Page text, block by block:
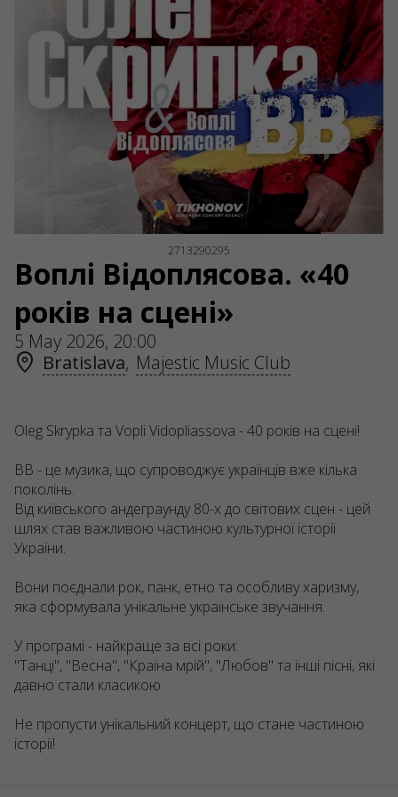
2713290295
Воплі Відоплясова. «40
років на сцені»
5 May 2026, 20:00
Bratislava, Majestic Music Club
Oleg Skrypka та Vopli Vidopliassova - 40 років на сцені!
ВВ - це музика, що супроводжує українців вже кілька
поколінь.
Від київського андеграунду 80-х до світових сцен - цей
шлях став важливою частиною культурної історії
України.
Вони поєднали рок, панк, етно та особливу харизму,
яка сформувала унікальне українське звучання.
У програмі - найкраще за всі роки:
"Танці", "Весна", "Країна мрій", "Любов" та інші пісні, які
давно стали класикою.
Не пропусти унікальний концерт, що стане частиною
історії!